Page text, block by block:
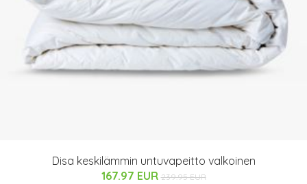
Disa keskilämmin untuvapeitto valkoinen
167.97 EUR 239.95 EUR